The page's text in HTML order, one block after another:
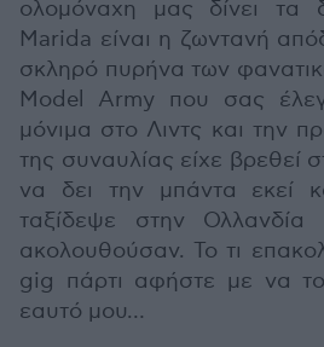
ολομόναχη μας δίνει
Marida είναι η ζωντανή
σκληρό πυρήνα των
Model Army που σας
μόνιμα στο Λιντς και την
της συναυλίας είχε βρεθεί
να δει την μπάντα εκεί
ταξίδεψε στην
ακολουθούσαν. Το τι
gig πάρτι αφήστε με να
εαυτό μου…